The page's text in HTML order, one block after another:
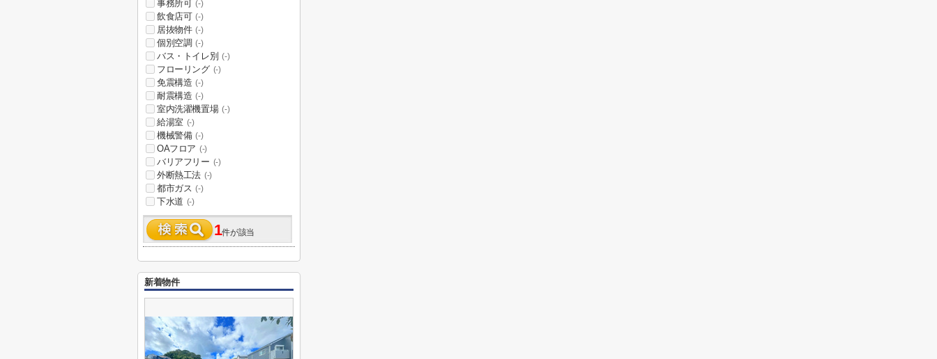
事務所可 (-)
飲食店可 (-)
居抜物件 (-)
個別空調 (-)
バス・トイレ別 (-)
フローリング (-)
免震構造 (-)
耐震構造 (-)
室内洗濯機置場 (-)
給湯室 (-)
機械警備 (-)
OAフロア (-)
バリアフリー (-)
外断熱工法 (-)
都市ガス (-)
下水道 (-)
1件が該当
新着物件